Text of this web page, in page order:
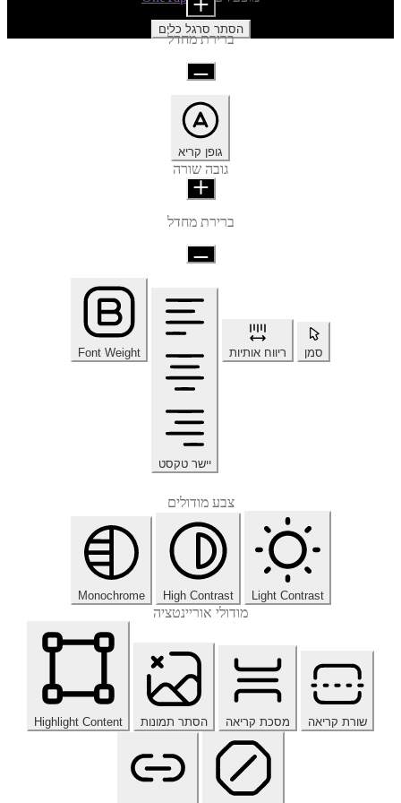
הסתר סרגל כלים
ברירת מחדל
גופן קריא
גובה שורה
ברירת מחדל
סמן ריווח אותיות
יישר טקסט
Font Weight
צבע מודולים
Light Contrast
High Contrast
Monochrome
מודולי אוריינטציה
שורת קריאה מסכת קריאה הסתר תמונות Highlight Content